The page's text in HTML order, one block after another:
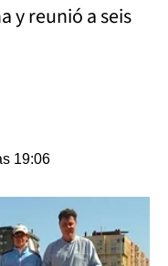
y reunió a seis
19:06